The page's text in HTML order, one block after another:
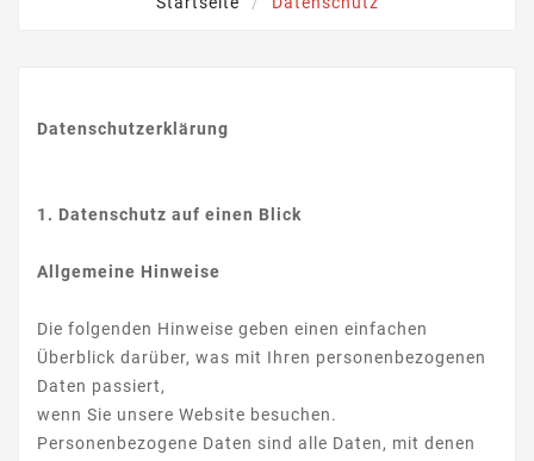
Datenschutzerklärung
1. Datenschutz auf einen Blick
Allgemeine Hinweise
Die folgenden Hinweise geben einen einfachen
Überblick darüber, was mit Ihren personenbezogenen
Daten passiert,
wenn Sie unsere Website besuchen.
Personenbezogene Daten sind alle Daten, mit denen